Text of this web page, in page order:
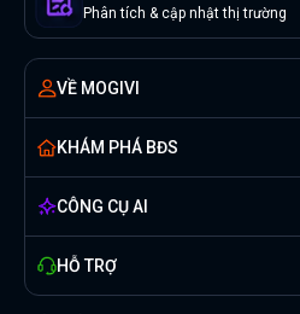
Phân tích & cập nhật thị trường
VỀ MOGIVI
KHÁM PHÁ BĐS
CÔNG CỤ AI
HỖ TRỢ